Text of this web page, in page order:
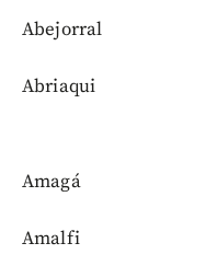
Abejorral
Abriaqui
Amagá
Amalfi